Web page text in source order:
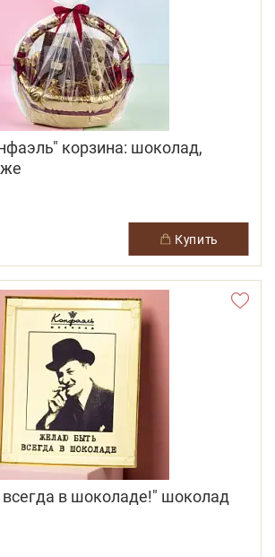
корзина: шоколад,
купить
в шоколаде!" шоколад